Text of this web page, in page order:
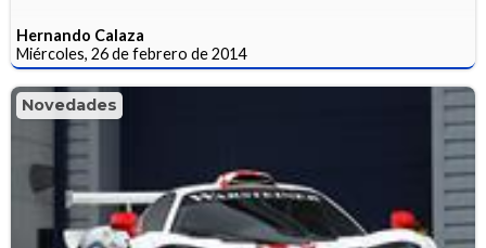
Hernando Calaza
Miércoles, 26 de febrero de 2014
Novedades